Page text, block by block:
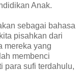
Anak.
sebagai bahasa
pisahkan dari
mereka yang
membenci
para sufi terdahulu,